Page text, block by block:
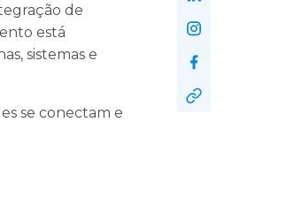
de
está
sistemas e
se conectam e